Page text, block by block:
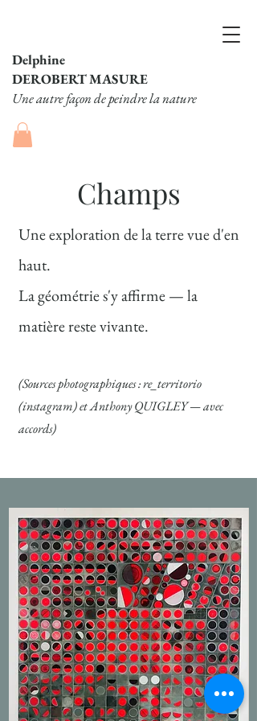
Delphine
DEROBERT MASURE
Une autre façon de peindre la nature
Champs
Une exploration de la terre vue d'en
haut.
La géométrie s'y affirme — la
matière reste vivante.
(Sources photographiques : re_territorio
(instagram) et Anthony QUIGLEY — avec
accords)